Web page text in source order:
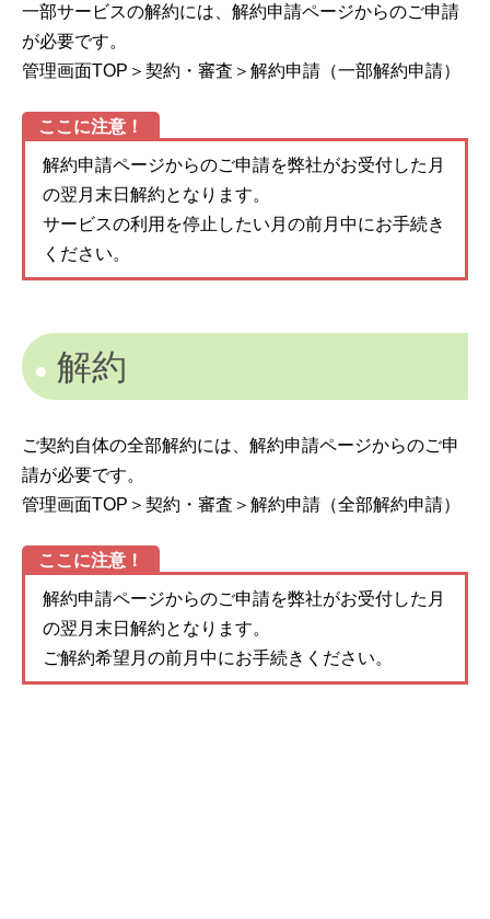
一部サービスの解約には、解約申請ページからのご申請
が必要です。
管理画面TOP＞契約・審査＞解約申請（一部解約申請）
ここに注意！
解約申請ページからのご申請を弊社がお受付した月
の翌月末日解約となります。
サービスの利用を停止したい月の前月中にお手続き
ください。
解約
ご契約自体の全部解約には、解約申請ページからのご申
請が必要です。
管理画面TOP＞契約・審査＞解約申請（全部解約申請）
ここに注意！
解約申請ページからのご申請を弊社がお受付した月
の翌月末日解約となります。
ご解約希望月の前月中にお手続きください。